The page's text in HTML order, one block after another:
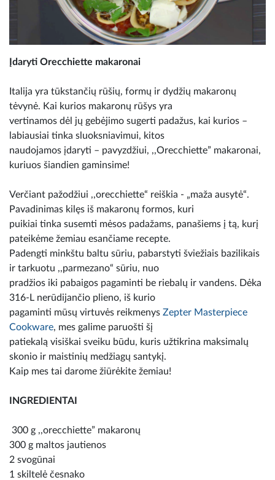
Įdaryti Orecchiette makaronai
Italija yra tūkstančių rūšių, formų ir dydžių makaronų
tėvynė. Kai kurios makaronų rūšys yra
vertinamos dėl jų gebėjimo sugerti padažus, kai kurios –
labiausiai tinka sluoksniavimui, kitos
naudojamos įdaryti – pavyzdžiui, ,,Orecchiette” makaronai,
kuriuos šiandien gaminsime!
Verčiant pažodžiui ,,orecchiette“ reiškia - „maža ausytė“.
Pavadinimas kilęs iš makaronų formos, kuri
puikiai tinka susemti mėsos padažams, panašiems į tą, kurį
pateikėme žemiau esančiame recepte.
Padengti minkštu baltu sūriu, pabarstyti šviežiais bazilikais
ir tarkuotu ,,parmezano“ sūriu, nuo
pradžios iki pabaigos pagaminti be riebalų ir vandens. Dėka
316-L nerūdijančio plieno, iš kurio
pagaminti mūsų virtuvės reikmenys Zepter Masterpiece
Cookware, mes galime paruošti šį
patiekalą visiškai sveiku būdu, kuris užtikrina maksimalų
skonio ir maistinių medžiagų santykį.
Kaip mes tai darome žiūrėkite žemiau!
INGREDIENTAI
300 g ,,orecchiette” makaronų
300 g maltos jautienos
2 svogūnai
1 skiltelė česnako